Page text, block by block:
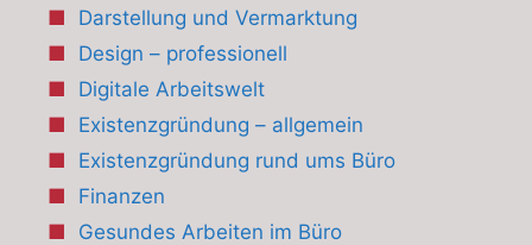
Darstellung und Vermarktung
Design – professionell
Digitale Arbeitswelt
Existenzgründung – allgemein
Existenzgründung rund ums Büro
Finanzen
Gesundes Arbeiten im Büro